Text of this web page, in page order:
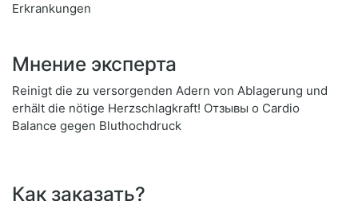
Erkrankungen
Мнение эксперта
Reinigt die zu versorgenden Adern von Ablagerung und
erhält die nötige Herzschlagkraft! Отзывы о Cardio
Balance gegen Bluthochdruck
Как заказать?